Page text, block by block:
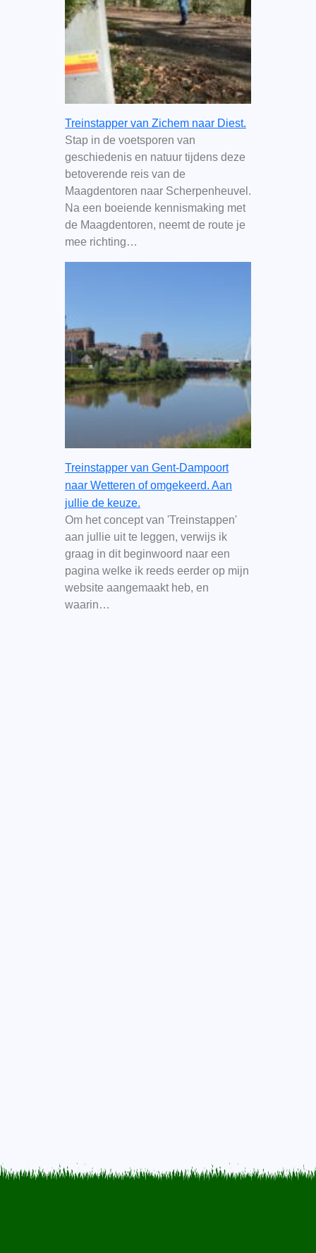
Treinstapper van Zichem naar Diest.
Stap in de voetsporen van
geschiedenis en natuur tijdens deze
betoverende reis van de
Maagdentoren naar Scherpenheuvel.
Na een boeiende kennismaking met
de Maagdentoren, neemt de route je
mee richting…
Treinstapper van Gent-Dampoort
naar Wetteren of omgekeerd. Aan
jullie de keuze.
Om het concept van 'Treinstappen'
aan jullie uit te leggen, verwijs ik
graag in dit beginwoord naar een
pagina welke ik reeds eerder op mijn
website aangemaakt heb, en
waarin…